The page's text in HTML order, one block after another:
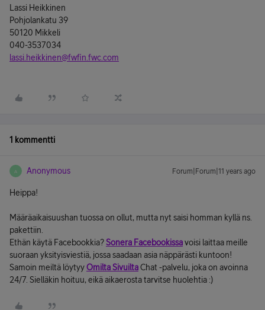
Lassi Heikkinen
Pohjolankatu 39
50120 Mikkeli
040-3537034
lassi.heikkinen@fwfin.fwc.com
1 kommentti
A Anonymous Forum|Forum|11 years ago
Heippa!
Määräaikaisuushan tuossa on ollut, mutta nyt saisi homman kyllä ns.
pakettiin.
Ethän käytä Facebookkia?Sonera Facebookissavoisi laittaa meille
suoraan yksityisviestiä, jossa saadaan asia näppärästi kuntoon!
Samoin meiltä löytyyOmilta SivuiltaChat -palvelu, joka on avoinna
24/7. Sielläkin hoituu, eikä aikaerosta tarvitse huolehtia :)